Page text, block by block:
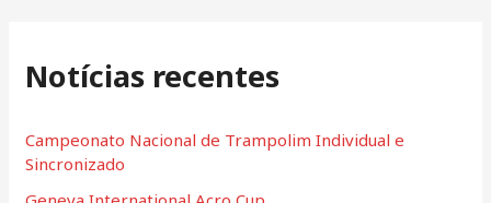
c
f
o
Notícias recentes
Campeonato Nacional de Trampolim Individual e
Sincronizado